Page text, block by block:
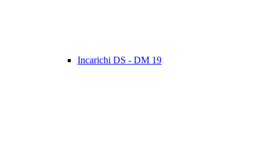
Incarichi DS - DM 19